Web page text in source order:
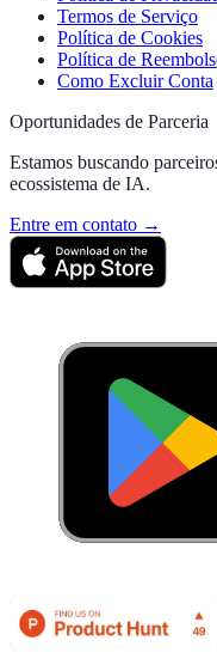
Termos de Serviço
Política de Cookies
Política de
Como Excluir Conta
Oportunidades de Parceria
Estamos buscando
ecossistema de IA.
Entre em contato →